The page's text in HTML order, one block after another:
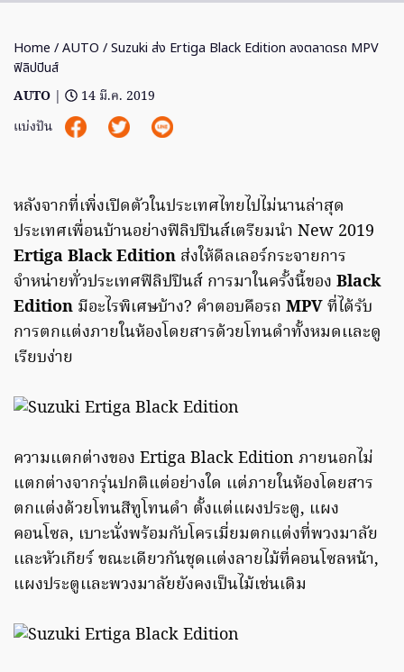
Home /AUTO / Suzuki ส่ง Ertiga Black Edition ลงตลาดรถ MPV
ฟิลิปปินส์
AUTO |
14 มี.ค. 2019
แบ่งปัน
หลังจากที่เพิ่งเปิดตัวในประเทศไทยไปไม่นานล่าสุด
ประเทศเพื่อนบ้านอย่างฟิลิปปินส์เตรียมนำ New 2019
Ertiga Black Edition ส่งให้ดีลเลอร์กระจายการ
จำหน่ายทั่วประเทศฟิลิปปินส์ การมาในครั้งนี้ของ Black
Edition มีอะไรพิเศษบ้าง? คำตอบคือรถ MPVที่ได้รับ
การตกแต่งภายในห้องโดยสารด้วยโทนดำทั้งหมดเเละดู
เรียบง่าย
ความแตกต่างของ Ertiga Black Edition ภายนอกไม่
แตกต่างจากรุ่นปกติแต่อย่างใด เเต่ภายในห้องโดยสาร
ตกแต่งด้วยโทนสีทูโทนดำ ตั้งแต่แผงประตู, แผง
คอนโซล, เบาะนั่งพร้อมกับโครเมี่ยมตกแต่งที่พวงมาลัย
เเละหัวเกียร์ ขณะเดียวกันชุดเเต่งลายไม้ที่คอนโซลหน้า,
แผงประตูเเละพวงมาลัยยังคงเป็นไม้เช่นเดิม